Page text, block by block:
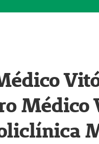
Médico